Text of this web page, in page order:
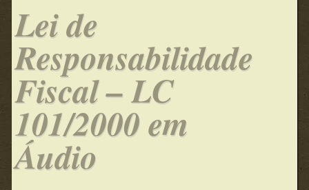
Lei de
Responsabilidade
Fiscal – LC
101/2000 em
Áudio